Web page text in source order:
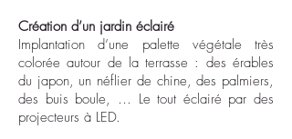
Création d’un jardin éclairé
Implantation d’une palette végétale très
colorée autour de la terrasse : des érables
du japon, un néflier de chine, des palmiers,
des buis boule, … Le tout éclairé par des
projecteurs à LED.